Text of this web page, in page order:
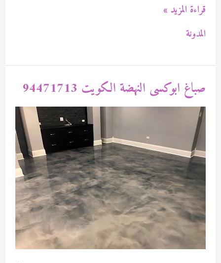
صباغ
ابوكسى
الفنطاس
قراءة المزيد »
المدونة
صباغ ابوكسى النهضة الكويت 94471713